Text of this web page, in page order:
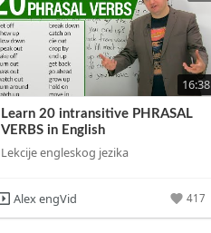
16:38
Learn 20 intransitive PHRASAL
VERBS in English
Lekcije engleskog jezika
Alex engVid 417